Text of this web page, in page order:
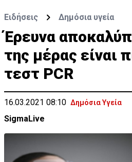
Ειδήσεις Δημόσια υγεία
Έρευνα
της μέρας είναι
τεστ PCR
16.03.2021 08:10 Δημόσια Υγεία
SigmaLive